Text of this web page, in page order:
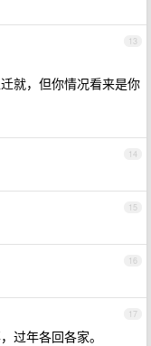
13
就，但你情况看来是你
14
15
16
17
过年各回各家。